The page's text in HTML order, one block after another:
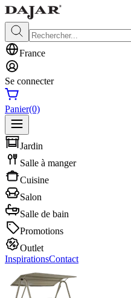
France
Se connecter
Panier(0)
Jardin
Salle à manger
Cuisine
Salon
Salle de bain
Promotions
Outlet
InspirationsContact